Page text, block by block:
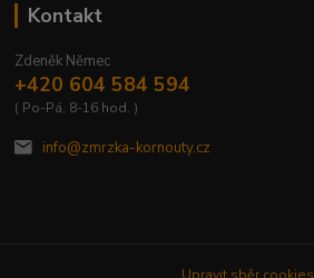
Kontakt
Zdeněk Němec
+420 604 584 594
( Po-Pá, 8-16 hod. )
info@zmrzka-kornouty.cz